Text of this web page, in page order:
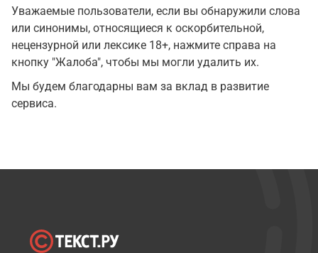
Уважаемые пользователи, если вы обнаружили слова
или синонимы, относящиеся к оскорбительной,
нецензурной или лексике 18+, нажмите справа на
кнопку "Жалоба", чтобы мы могли удалить их.
Мы будем благодарны вам за вклад в развитие
сервиса.